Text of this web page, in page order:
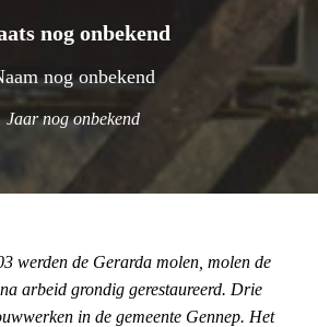
nog onbekend
nog onbekend
Jaar nog onbekend
werden de Gerarda molen, molen de
arbeid grondig gerestaureerd. Drie
in de gemeente Gennep. Het